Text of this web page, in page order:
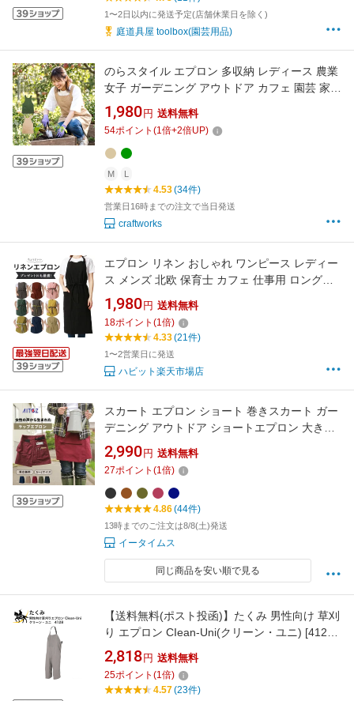
1〜2日以内に発送予定(店舗休業日を除く)
庭道具屋 toolbox(園芸用品)
のらスタイル エプロン 多収納 レディース 農業
女子 ガーデニング アウトドア カフェ 園芸 家事
農作業 作業着 NS-948 プレゼント 【母の日】
【1枚までネコポス対応】
1,980 円 送料無料
54ポイント (1倍+2倍UP)
M L
4.53(34件)
営業日16時までの注文で当日発送
craftworks
エプロン リネン おしゃれ ワンピース レディー
ス メンズ 北欧 保育士 カフェ 仕事用 ロング丈
大きいサイズ 可愛い ナチュラル ロング オシャ
レ 北欧 ホルターネック 無地 シンプル 長さ調節
お母さん ギフト 母の日 母の日ギフト プレゼン
ト 女性 誕生日 送料無料
1,980 円 送料無料
18ポイント (1倍)
4.33(21件)
1〜2営業日に発送
ハビット楽天市場店
スカート エプロン ショート 巻きスカート ガー
デニング アウトドア ショートエプロン 大きい
サイズ 業務用 作業用 ラップエプロン ラップス
カート レディース メンズ シンプル 無地 DIY
収納 ストレッチ 伸縮性 ギャルソン
2,990 円 送料無料
27ポイント (1倍)
4.86(44件)
13時までのご注文は8/8(土)発送
イータイムス
同じ商品を安い順で見る
【送料無料(ポスト投函)】たくみ 男性向け 草刈
り エプロン CIean-Uni(クリーン・ユニ) [4128]
(/AN)
2,818 円 送料無料
25ポイント (1倍)
4.57(23件)